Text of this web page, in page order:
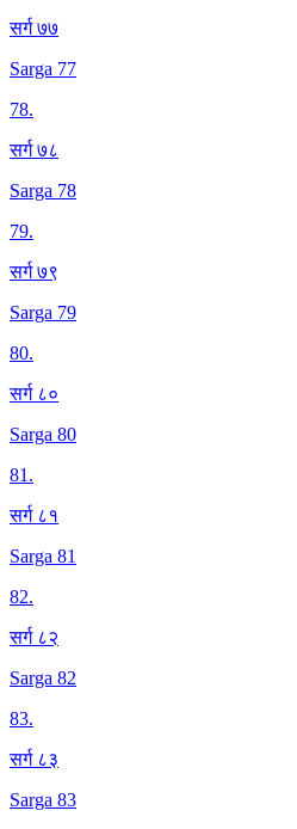
सर्ग ७७
Sarga 77
78.
सर्ग ७८
Sarga 78
79.
सर्ग ७९
Sarga 79
80.
सर्ग ८०
Sarga 80
81.
सर्ग ८१
Sarga 81
82.
सर्ग ८२
Sarga 82
83.
सर्ग ८३
Sarga 83